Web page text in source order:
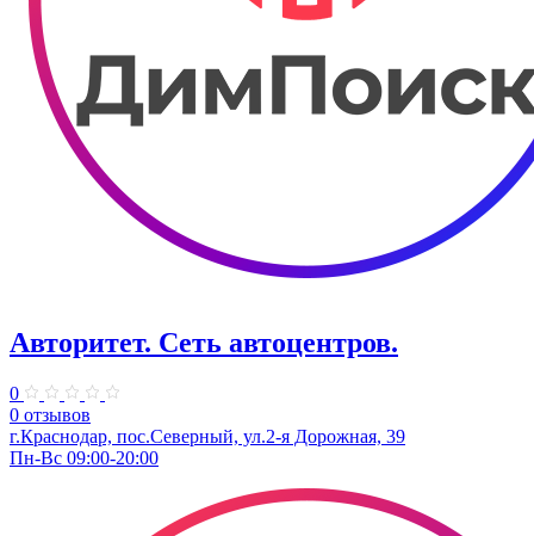
Авторитет. ​Сеть автоцентров.
0
0 отзывов
г.Краснодар, пос.Северный, ул.2-я ​Дорожная, 39​
Пн-Вс 09:00-20:00